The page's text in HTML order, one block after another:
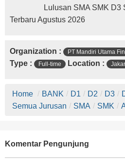
Lulusan SMA SMK D3
Terbaru Agustus 2026
Organization : PT Mandiri Utama
Type :
Full-time Location :
Home / BANK / D1 / D2 / D3 /
Semua Jurusan / SMA / SMK /
Komentar Pengunjung